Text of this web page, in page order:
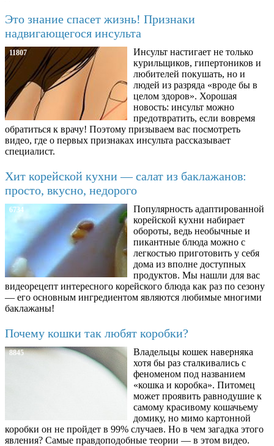
Это знание спасет жизнь! Признаки
надвигающегося инсульта
11807
Инсульт настигает не только
курильщиков, гипертоников и
любителей покушать, но и
людей из разряда «вроде бы в
целом здоров». Хорошая
новость: инсульт можно
предотвратить, если вовремя
обратиться к врачу! Поэтому призываем вас посмотреть
видео, где о первых признаках инсульта рассказывает
специалист.
Хит корейской кухни — салат из баклажанов:
просто, вкусно, недорого
6734
Популярность адаптированной
корейской кухни набирает
обороты, ведь необычные и
пикантные блюда можно с
легкостью приготовить у себя
дома из вполне доступных
продуктов. Мы нашли для вас
видеорецепт интересного корейского блюда как раз по сезону
— его основным ингредиентом являются любимые многими
баклажаны!
Почему кошки так любят коробки?
8845
Владельцы кошек наверняка
хотя бы раз сталкивались с
феноменом под названием
«кошка и коробка». Питомец
может проявить равнодушие к
самому красивому кошачьему
домику, но мимо картонной
коробки он не пройдет в 99% случаев. Но в чем загадка этого
явления? Самые правдоподобные теории — в этом видео.